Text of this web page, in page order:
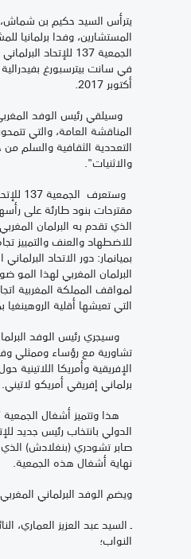
يترأس السيد حكيم بن
المستشارين، وفدا برلمانيا
الجمعية 137 للإتحاد
أكتوبر 2017.
وسيلقي رئيس الوفد
المناقشة العامة، والتي
التعددية الثقافية والسلم من
والاثنيات".
مقترحات بنود طارئة على
الذي تقدم به البرلمان
للاضطهاد والعنف والتمييز
بميانمار: دور الاتحاد
البرلمان المغربي لهذا المو
لمواقف المملكة المغربية
التي تعيشها أقلية الروهينغيا
وسيجري رئيس الوفد
تشاورية مع رؤساء وممثلي
الإفريقية وأمريكا اللاتينية
برلماني إفريقي أمريكو لاتيني.
الدولي بانتخاب رئيس جديد
صابر تشودري (بنغلادش)
نهاية أشغال هذه الجمعية.
ويضم الوفد البرلماني
ـ السيد عبد العزيز العماري،
النواب؛